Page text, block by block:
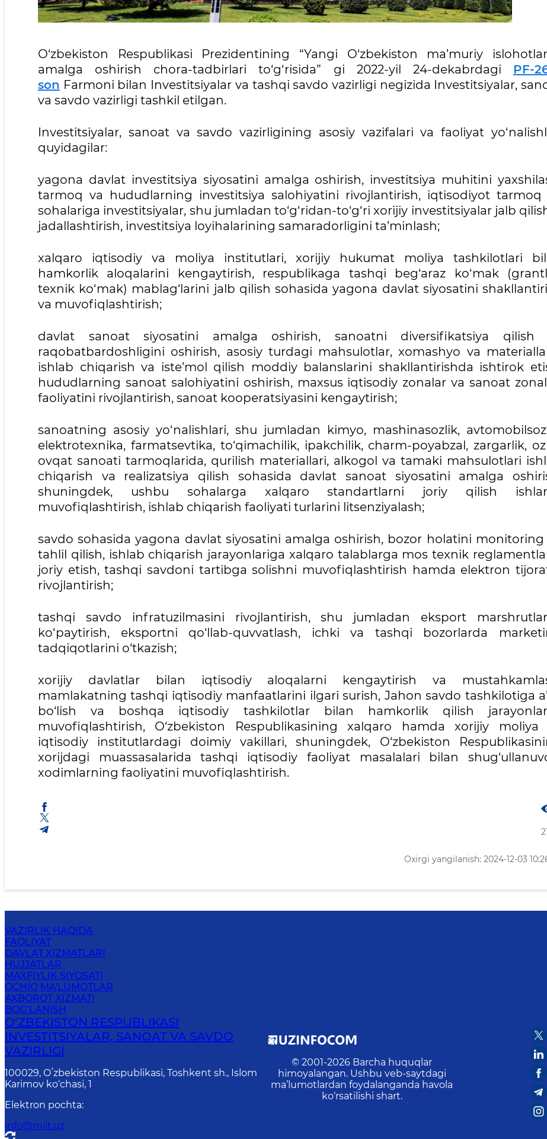
O‘zbekiston Respublikasi Prezidentining “Yangi O‘zbekiston ma’muriy
amalga oshirish chora-tadbirlari to‘g‘risida” gi 2022-yil 24-dekabrdagi PF-
son Farmoni bilan Investitsiyalar va tashqi savdo vazirligi negizida Investitsiyalar,
va savdo vazirligi tashkil etilgan.
Investitsiyalar, sanoat va savdo vazirligining asosiy vazifalari va faoliyat
quyidagilar:
yagona davlat investitsiya siyosatini amalga oshirish, investitsiya muhitini
tarmoq va hududlarning investitsiya salohiyatini rivojlantirish, iqtisodiyot tarmoq
sohalariga investitsiyalar, shu jumladan to‘g‘ridan-to‘g‘ri xorijiy investitsiyalar jalb
jadallashtirish, investitsiya loyihalarining samaradorligini ta’minlash;
xalqaro iqtisodiy va moliya institutlari, xorijiy hukumat moliya tashkilotlari
hamkorlik aloqalarini kengaytirish, respublikaga tashqi beg‘araz ko‘mak
texnik ko‘mak) mablag‘larini jalb qilish sohasida yagona davlat siyosatini
va muvofiqlashtirish;
davlat sanoat siyosatini amalga oshirish, sanoatni diversifikatsiya qilish
raqobatbardoshligini oshirish, asosiy turdagi mahsulotlar, xomashyo va
ishlab chiqarish va iste’mol qilish moddiy balanslarini shakllantirishda ishtirok
hududlarning sanoat salohiyatini oshirish, maxsus iqtisodiy zonalar va sanoat
faoliyatini rivojlantirish, sanoat kooperatsiyasini kengaytirish;
sanoatning asosiy yo‘nalishlari, shu jumladan kimyo, mashinasozlik,
elektrotexnika, farmatsevtika, to‘qimachilik, ipakchilik, charm-poyabzal, zargarlik,
ovqat sanoati tarmoqlarida, qurilish materiallari, alkogol va tamaki mahsulotlari
chiqarish va realizatsiya qilish sohasida davlat sanoat siyosatini amalga
shuningdek, ushbu sohalarga xalqaro standartlarni joriy qilish
muvofiqlashtirish, ishlab chiqarish faoliyati turlarini litsenziyalash;
savdo sohasida yagona davlat siyosatini amalga oshirish, bozor holatini monitoring
tahlil qilish, ishlab chiqarish jarayonlariga xalqaro talablarga mos texnik
joriy etish, tashqi savdoni tartibga solishni muvofiqlashtirish hamda elektron
rivojlantirish;
tashqi savdo infratuzilmasini rivojlantirish, shu jumladan eksport
ko‘paytirish, eksportni qo‘llab-quvvatlash, ichki va tashqi bozorlarda
tadqiqotlarini o‘tkazish;
xorijiy davlatlar bilan iqtisodiy aloqalarni kengaytirish va
mamlakatning tashqi iqtisodiy manfaatlarini ilgari surish, Jahon savdo tashkilotiga
bo‘lish va boshqa iqtisodiy tashkilotlar bilan hamkorlik qilish
muvofiqlashtirish, O‘zbekiston Respublikasining xalqaro hamda xorijiy moliya
iqtisodiy institutlardagi doimiy vakillari, shuningdek, O‘zbekiston
xorijdagi muassasalarida tashqi iqtisodiy faoliyat masalalari bilan
xodimlarning faoliyatini muvofiqlashtirish.
Oxirgi yangilanish: 2024-12-03
VAZIRLIK HAQIDA
FAOLIYAT
DAVLAT XIZMATLARI
HUJJATLAR
MAXFIYLIK SIYOSATI
OCHIQ MA'LUMOTLAR
AXBOROT XIZMATI
BOG‘LANISH
O‘ZBEKISTON RESPUBLIKASI
INVESTITSIYALAR, SANOAT VA SAVDO
VAZIRLIGI
100029, Oʻzbekiston Respublikasi, Toshkent sh., Islom
Karimov ko‘chasi, 1
Elektron pochta:
info@miit.uz
© 2001-2026 Barcha huquqlar
himoyalangan. Ushbu veb-saytdagi
ma’lumotlardan foydalanganda havola
ko‘rsatilishi shart.